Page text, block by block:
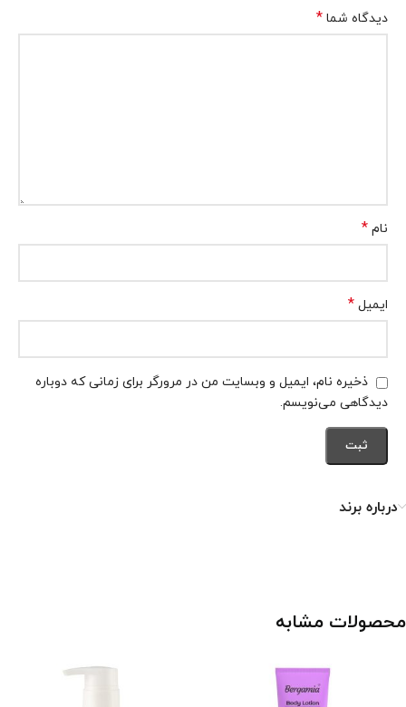
دیدگاه شما *
نام *
ایمیل *
ذخیره نام، ایمیل و وبسایت من در مرورگر برای زمانی که دوباره
دیدگاهی می‌نویسم.
درباره برند
محصولات مشابه